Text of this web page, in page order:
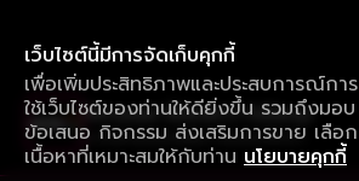
เว็บไซต์นี้มีการจัดเก็บคุกกี้
เพื่อเพิ่มประสิทธิภาพและประสบการณ์การ
ใช้เว็บไซต์ของท่านให้ดียิ่งขึ้น รวมถึงมอบ
ข้อเสนอ กิจกรรม ส่งเสริมการขาย เลือก
เนื้อหาที่เหมาะสมให้กับท่าน นโยบายคุกกี้
ใช้งานแอป ลื่นไหลกว่า ไม่มีสะดุด
ดาวน์โหลดแอปเพื่อการรับชมที่ดีกว่า